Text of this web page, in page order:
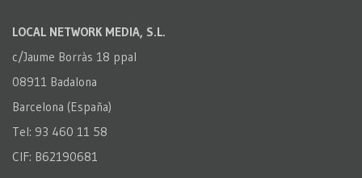
LOCAL NETWORK MEDIA, S.L.
c/Jaume Borràs 18 ppal
08911 Badalona
Barcelona (España)
Tel: 93 460 11 58
CIF: B62190681